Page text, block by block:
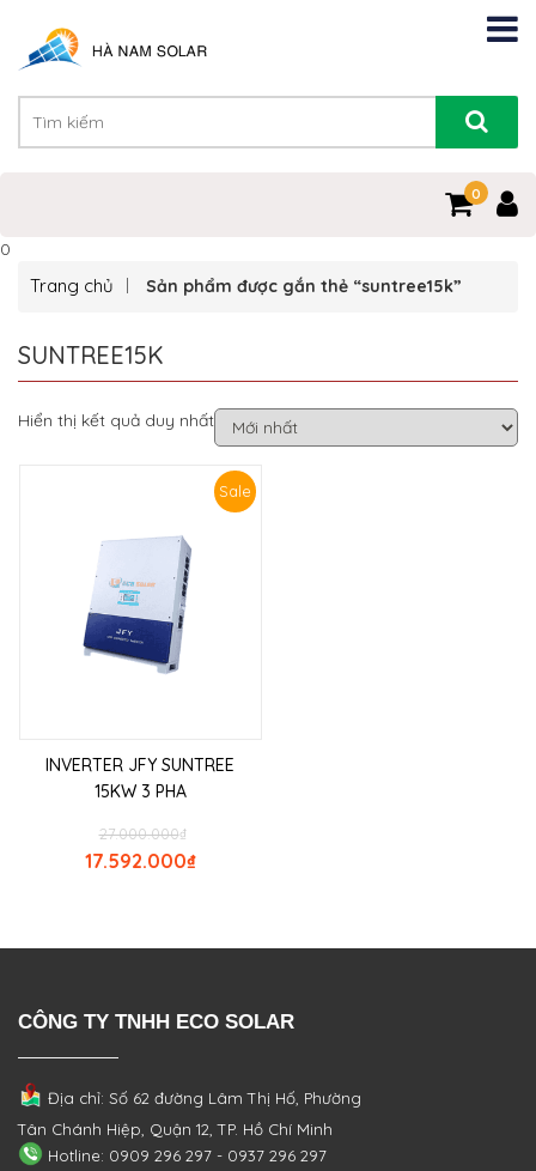
0
0
Trang chủ Sản phẩm được gắn thẻ “suntree15k”
SUNTREE15K
Hiển thị kết quả duy nhất
Sale
INVERTER JFY SUNTREE
15KW 3 PHA
₫
27.000.000
₫
17.592.000
CÔNG TY TNHH ECO SOLAR
Địa chỉ: Số 62 đường Lâm Thị Hố, Phường
Tân Chánh Hiệp, Quận 12, TP. Hồ Chí Minh
Hotline: 0909 296 297 - 0937 296 297